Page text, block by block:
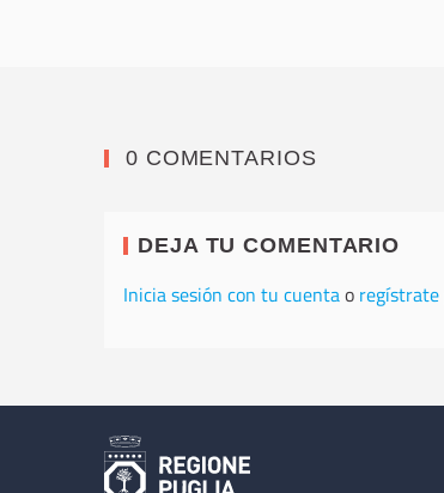
0 COMENTARIOS
DEJA TU COMENTARIO
Inicia sesión con tu cuentao regístrate